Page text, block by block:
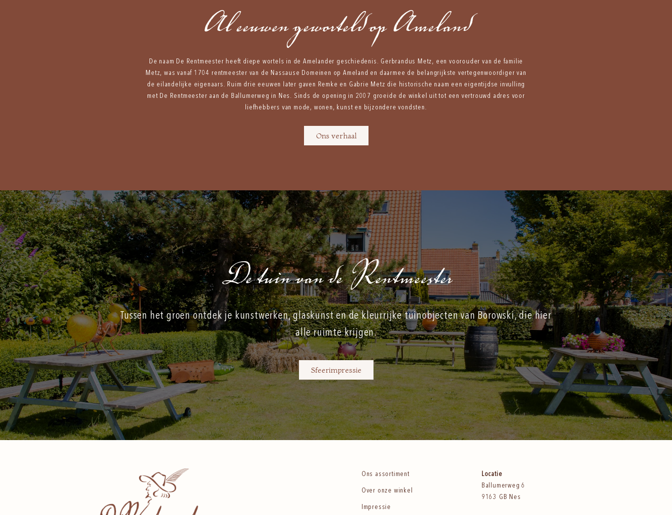
Al eeuwen geworteld op Ameland
De naam De Rentmeester heeft diepe wortels in de Amelander geschiedenis. Gerbrandus Metz, een voorouder van de familie
Metz, was vanaf 1704 rentmeester van de Nassause Domeinen op Ameland en daarmee de belangrijkste vertegenwoordiger van
de eilandelijke eigenaars. Ruim drie eeuwen later gaven Remke en Gabrie Metz die historische naam een eigentijdse invulling
met De Rentmeester aan de Ballumerweg in Nes. Sinds de opening in 2007 groeide de winkel uit tot een vertrouwd adres voor
liefhebbers van mode, wonen, kunst en bijzondere vondsten.
Ons verhaal
De tuin van de Rentmeester
Tussen het groen ontdek je kunstwerken, glaskunst en de kleurrijke tuinobjecten van Borowski, die hier
alle ruimte krijgen.
Sfeerimpressie
Ons assortiment
Over onze winkel
Impressie
Locatie
Ballumerweg 6
9163 GB Nes